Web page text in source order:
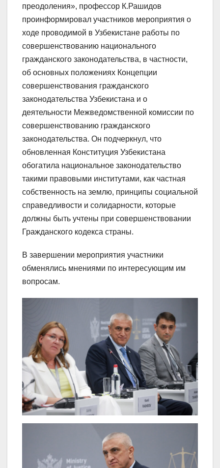
преодоления», профессор К.Рашидов
проинформировал участников мероприятия о
ходе проводимой в Узбекистане работы по
совершенствованию национального
гражданского законодательства, в частности,
об основных положениях Концепции
совершенствования гражданского
законодательства Узбекистана и о
деятельности Межведомственной комиссии по
совершенствованию гражданского
законодательства. Он подчеркнул, что
обновленная Конституция Узбекистана
обогатила национальное законодательство
такими правовыми институтами, как частная
собственность на землю, принципы социальной
справедливости и солидарности, которые
должны быть учтены при совершенствовании
Гражданского кодекса страны.
В завершении мероприятия участники
обменялись мнениями по интересующим им
вопросам.